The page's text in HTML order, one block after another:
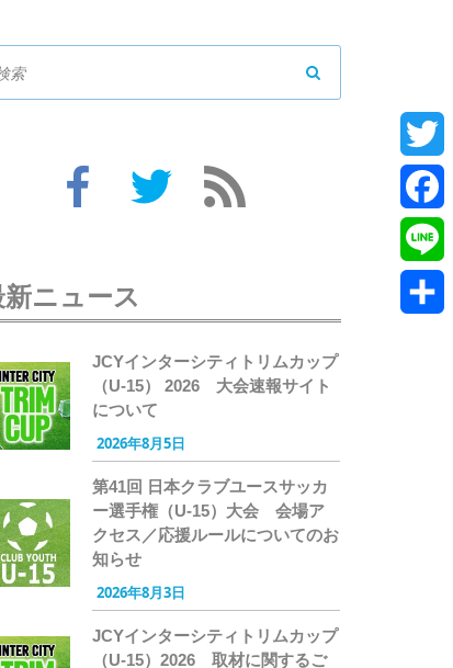
新ニュース
JCYインターシティトリムカップ
（U-15） 2026 大会速報サイト
について
2026年8月5日
第41回 日本クラブユースサッカ
ー選手権（U-15）大会 会場ア
クセス／応援ルールについてのお
知らせ
2026年8月3日
JCYインターシティトリムカップ
（U-15）2026 取材に関するご
Line